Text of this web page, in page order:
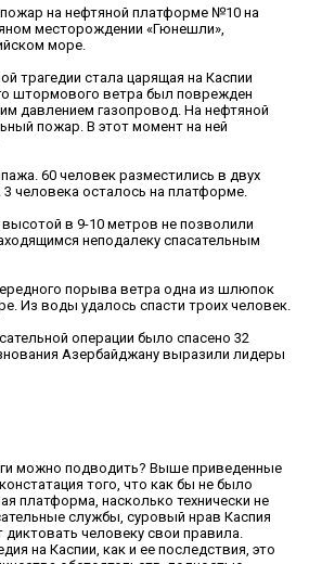
на нефтяной платформе №10 на
месторождении «Гюнешли»,
море.
трагедии стала царящая на Каспии
штормового ветра был поврежден
давлением газопровод. На нефтяной
пожар. В этот момент на ней
60 человек разместились в двух
человека осталось на платформе.
в 9-10 метров не позволили
неподалеку спасательным
порыва ветра одна из шлюпок
Из воды удалось спасти троих человек.
операции было спасено 32
Азербайджану выразили лидеры
можно подводить? Выше приведенные
того, что как бы не было
платформа, насколько технически не
службы, суровый нрав Каспия
человеку свои правила.
на Каспии, как и ее последствия, это